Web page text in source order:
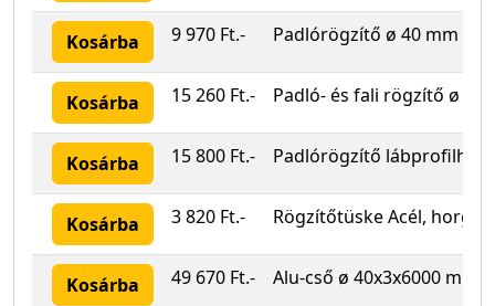
Kosárba 9 970 Ft.- Padlórögzítő ø 40 mm
Kosárba 15 260 Ft.- Padló- és fali rögzítő ø 40
Kosárba 15 800 Ft.- Padlórögzítő lábprofilhoz
Kosárba 3 820 Ft.- Rögzítőtüske Acél,
Kosárba 49 670 Ft.- Alu-cső ø 40x3x6000 m